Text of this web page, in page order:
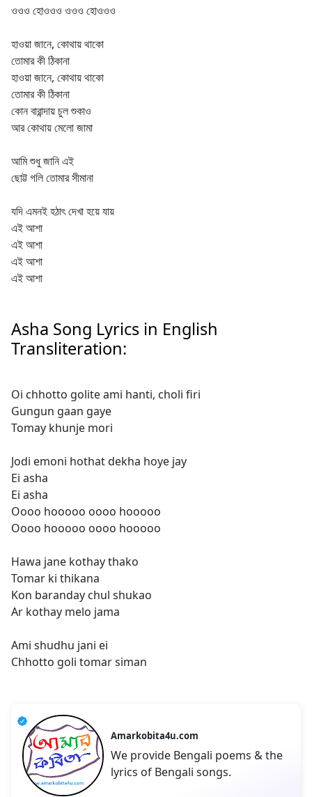
ওওও হোওওও ওওও হোওওও
হাওয়া জানে, কোথায় থাকো
তোমার কী ঠিকানা
হাওয়া জানে, কোথায় থাকো
তোমার কী ঠিকানা
কোন বারান্দায় চুল শুকাও
আর কোথায় মেলো জামা
আমি শুধু জানি এই
ছোট্ট গলি তোমার সীমানা
যদি এমনই হঠাৎ দেখা হয়ে যায়
এই আশা
এই আশা
এই আশা
এই আশা
Asha Song Lyrics in English
Transliteration:
Oi chhotto golite ami hanti, choli firi
Gungun gaan gaye
Tomay khunje mori
Jodi emoni hothat dekha hoye jay
Ei asha
Ei asha
Oooo hooooo oooo hooooo
Oooo hooooo oooo hooooo
Hawa jane kothay thako
Tomar ki thikana
Kon baranday chul shukao
Ar kothay melo jama
Ami shudhu jani ei
Chhotto goli tomar siman
Amarkobita4u.com
We provide Bengali poems & the
lyrics of Bengali songs.